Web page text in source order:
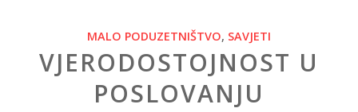
MALO PODUZETNIŠTVO, SAVJETI
VJERODOSTOJNOST U
POSLOVANJU